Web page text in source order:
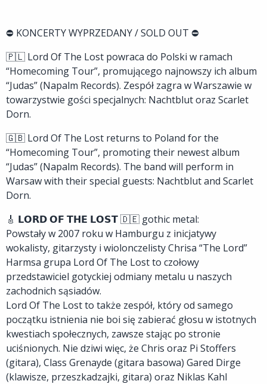
⛔ KONCERTY WYPRZEDANY / SOLD OUT ⛔
🇵🇱 Lord Of The Lost powraca do Polski w ramach
“Homecoming Tour”, promującego najnowszy ich album
“Judas” (Napalm Records). Zespół zagra w Warszawie w
towarzystwie gości specjalnych: Nachtblut oraz Scarlet
Dorn.
🇬🇧 Lord Of The Lost returns to Poland for the
“Homecoming Tour”, promoting their newest album
“Judas” (Napalm Records). The band will perform in
Warsaw with their special guests: Nachtblut and Scarlet
Dorn.
🎸 𝗟𝗢𝗥𝗗 𝗢𝗙 𝗧𝗛𝗘 𝗟𝗢𝗦𝗧 🇩🇪 gothic metal:
Powstały w 2007 roku w Hamburgu z inicjatywy
wokalisty, gitarzysty i wiolonczelisty Chrisa “The Lord”
Harmsa grupa Lord Of The Lost to czołowy
przedstawiciel gotyckiej odmiany metalu u naszych
zachodnich sąsiadów.
Lord Of The Lost to także zespół, który od samego
początku istnienia nie boi się zabierać głosu w istotnych
kwestiach społecznych, zawsze stając po stronie
uciśnionych. Nie dziwi więc, że Chris oraz Pi Stoffers
(gitara), Class Grenayde (gitara basowa) Gared Dirge
(klawisze, przeszkadzajki, gitara) oraz Niklas Kahl